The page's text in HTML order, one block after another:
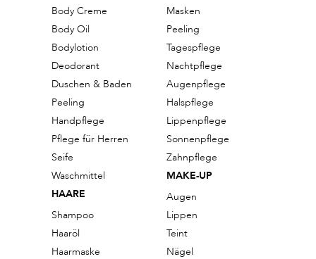
Body Creme
Body Oil
Bodylotion
Deodorant
Duschen & Baden
Peeling
Handpflege
Pflege für Herren
Seife
Waschmittel
HAARE
Shampoo
Haaröl
Haarmaske
Masken
Peeling
Tagespflege
Nachtpflege
Augenpflege
Halspflege
Lippenpflege
Sonnenpflege
Zahnpflege
MAKE-UP
Augen
Lippen
Teint
Nägel